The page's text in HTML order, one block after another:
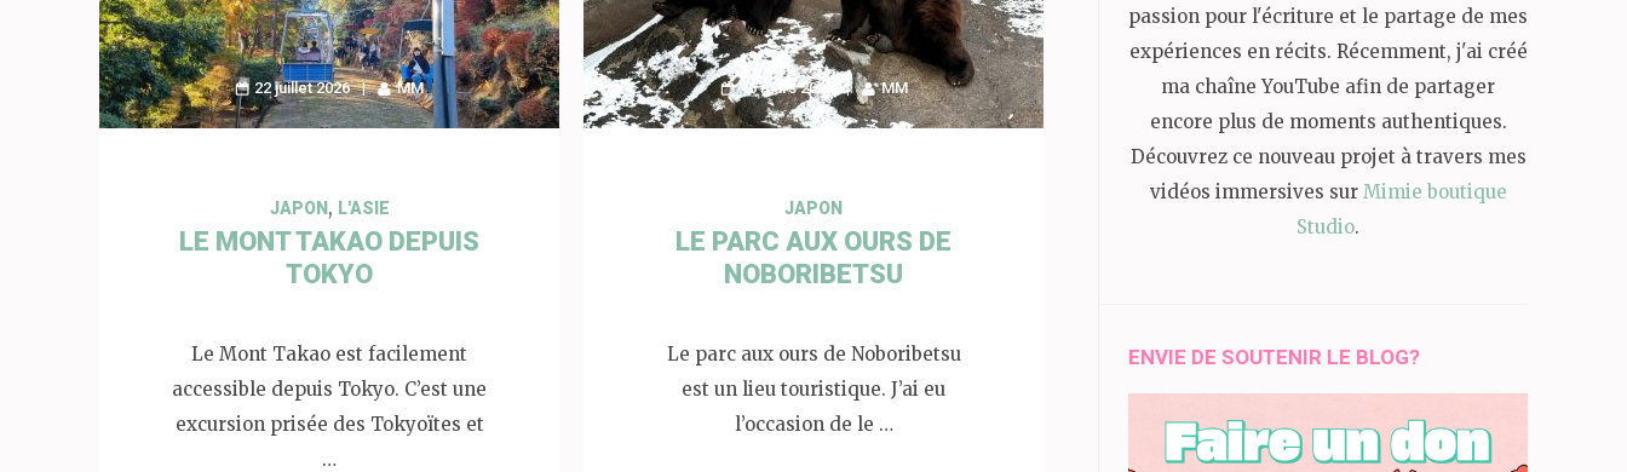
22 juillet 2026 MM
JAPON, L'ASIE
LE MONT TAKAO DEPUIS
TOKYO
Le Mont Takao est facilement
accessible depuis Tokyo. C’est une
excursion prisée des Tokyoïtes et
…
16 mars 2026 MM
JAPON
LE PARC AUX OURS DE
NOBORIBETSU
Le parc aux ours de Noboribetsu
est un lieu touristique. J’ai eu
l’occasion de le …
passion pour l'écriture et le partage de mes
expériences en récits. Récemment, j'ai créé
ma chaîne YouTube afin de partager
encore plus de moments authentiques.
Découvrez ce nouveau projet à travers mes
vidéos immersives sur Mimie boutique
Studio.
ENVIE DE SOUTENIR LE BLOG?